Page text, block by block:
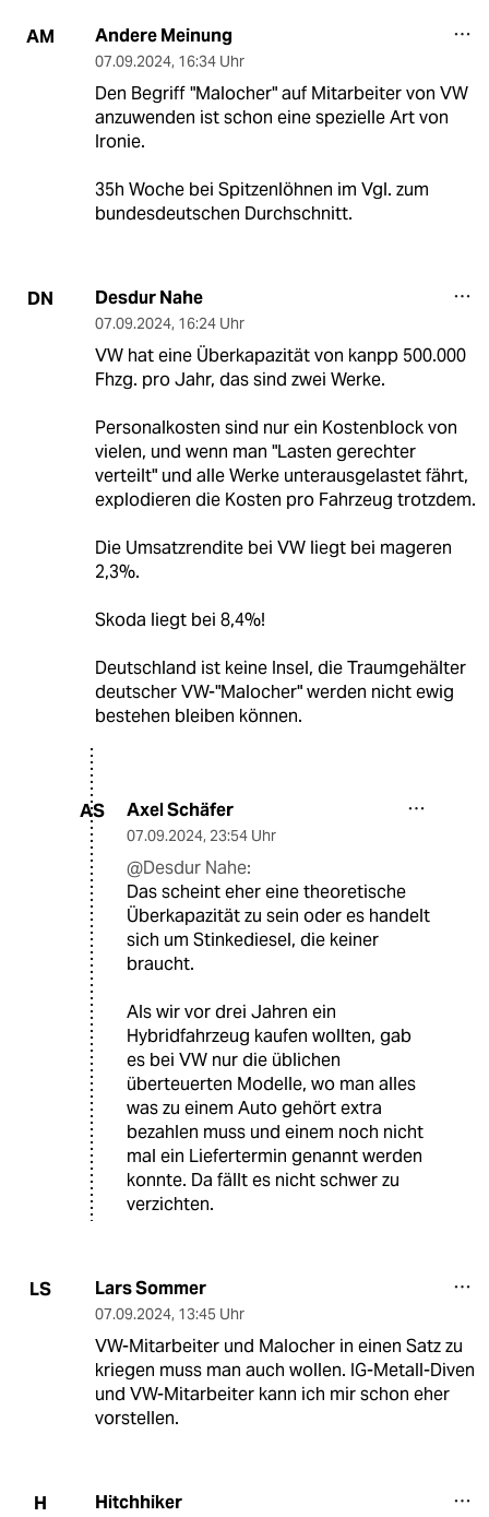
AM Andere Meinung
07.09.2024, 16:34 Uhr
Den Begriff "Malocher" auf Mitarbeiter von VW
anzuwenden ist schon eine spezielle Art von
Ironie.
35h Woche bei Spitzenlöhnen im Vgl. zum
bundesdeutschen Durchschnitt.
DN Desdur Nahe
07.09.2024, 16:24 Uhr
VW hat eine Überkapazität von kanpp 500.000
Fhzg. pro Jahr, das sind zwei Werke.
Personalkosten sind nur ein Kostenblock von
vielen, und wenn man "Lasten gerechter
verteilt" und alle Werke unterausgelastet fährt,
explodieren die Kosten pro Fahrzeug trotzdem.
Die Umsatzrendite bei VW liegt bei mageren
2,3%.
Skoda liegt bei 8,4%!
Deutschland ist keine Insel, die Traumgehälter
deutscher VW-"Malocher" werden nicht ewig
bestehen bleiben können.
AS Axel Schäfer
07.09.2024, 23:54 Uhr
@Desdur Nahe:
Das scheint eher eine theoretische
Überkapazität zu sein oder es handelt
sich um Stinkediesel, die keiner
braucht.
Als wir vor drei Jahren ein
Hybridfahrzeug kaufen wollten, gab
es bei VW nur die üblichen
überteuerten Modelle, wo man alles
was zu einem Auto gehört extra
bezahlen muss und einem noch nicht
mal ein Liefertermin genannt werden
konnte. Da fällt es nicht schwer zu
verzichten.
LS Lars Sommer
07.09.2024, 13:45 Uhr
VW-Mitarbeiter und Malocher in einen Satz zu
kriegen muss man auch wollen. IG-Metall-Diven
und VW-Mitarbeiter kann ich mir schon eher
vorstellen.
H Hitchhiker